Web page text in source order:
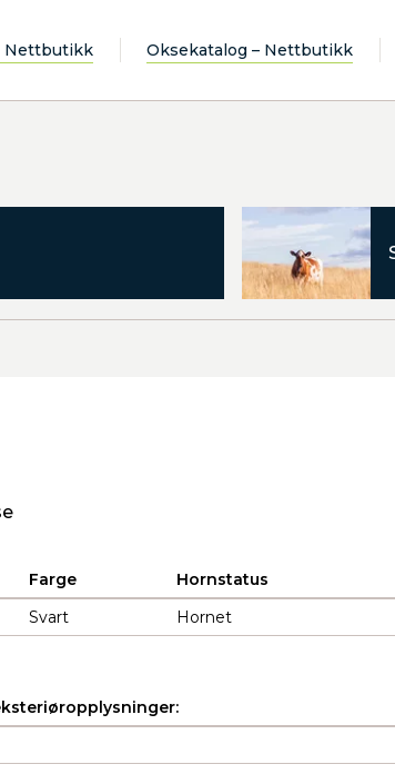
Nettbutikk Oksekatalog – Nettbutikk
Farge Hornstatus
Svart Hornet